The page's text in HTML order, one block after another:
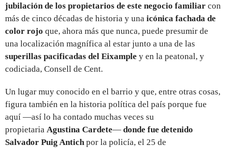
jubilación de los propietarios de este negocio familiar con
más de cinco décadas de historia y una icónica fachada de
color rojo que, ahora más que nunca, puede presumir de
una localización magnífica al estar junto a una de las
superillas pacificadas del Eixample y en la peatonal, y
codiciada, Consell de Cent.
Un lugar muy conocido en el barrio y que, entre otras cosas,
figura también en la historia política del país porque fue
aquí —así lo ha contado muchas veces su
propietaria Agustina Cardete— donde fue detenido
Salvador Puig Antichpor la policía, el 25 de